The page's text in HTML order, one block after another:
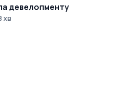
девелопменту
хв